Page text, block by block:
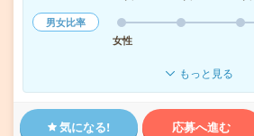
男女比率
女性
もっと見る
気になる! 応募へ進む